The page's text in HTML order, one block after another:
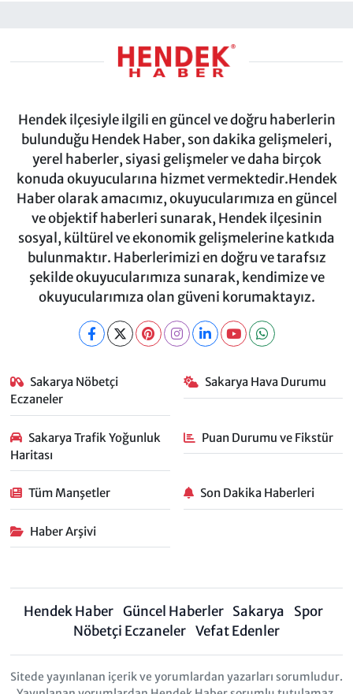
Hendek ilçesiyle ilgili en güncel ve doğru haberlerin
bulunduğu Hendek Haber, son dakika gelişmeleri,
yerel haberler, siyasi gelişmeler ve daha birçok
konuda okuyucularına hizmet vermektedir.Hendek
Haber olarak amacımız, okuyucularımıza en güncel
ve objektif haberleri sunarak, Hendek ilçesinin
sosyal, kültürel ve ekonomik gelişmelerine katkıda
bulunmaktır. Haberlerimizi en doğru ve tarafsız
şekilde okuyucularımıza sunarak, kendimize ve
okuyucularımıza olan güveni korumaktayız.
Sakarya Nöbetçi
Eczaneler
Sakarya Hava Durumu
Sakarya Trafik Yoğunluk
Haritası
Puan Durumu ve Fikstür
Tüm Manşetler Son Dakika Haberleri
Haber Arşivi
Hendek Haber Güncel Haberler Sakarya
Spor
Nöbetçi Eczaneler Vefat Edenler
Sitede yayınlanan içerik ve yorumlardan yazarları sorumludur.